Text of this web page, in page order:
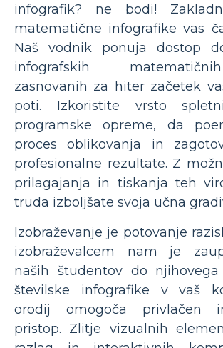
infografik? ne bodi!
matematične infografike vas
Naš vodnik ponuja dostop
infografskih
zasnovanih za hiter začetek
poti. Izkoristite vrsto
programske opreme, da
proces oblikovanja in
profesionalne rezultate. Z
prilagajanja in tiskanja teh
truda izboljšate svoja učna
Izobraževanje je potovanje
izobraževalcem nam je
naših študentov do njihovega
številske infografike v vaš
orodij omogoča privlačen
pristop. Zlitje vizualnih